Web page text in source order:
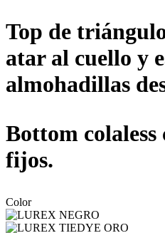
Top de
atar al cuello y
almohadillas
Bottom colaless
fijos.
Color